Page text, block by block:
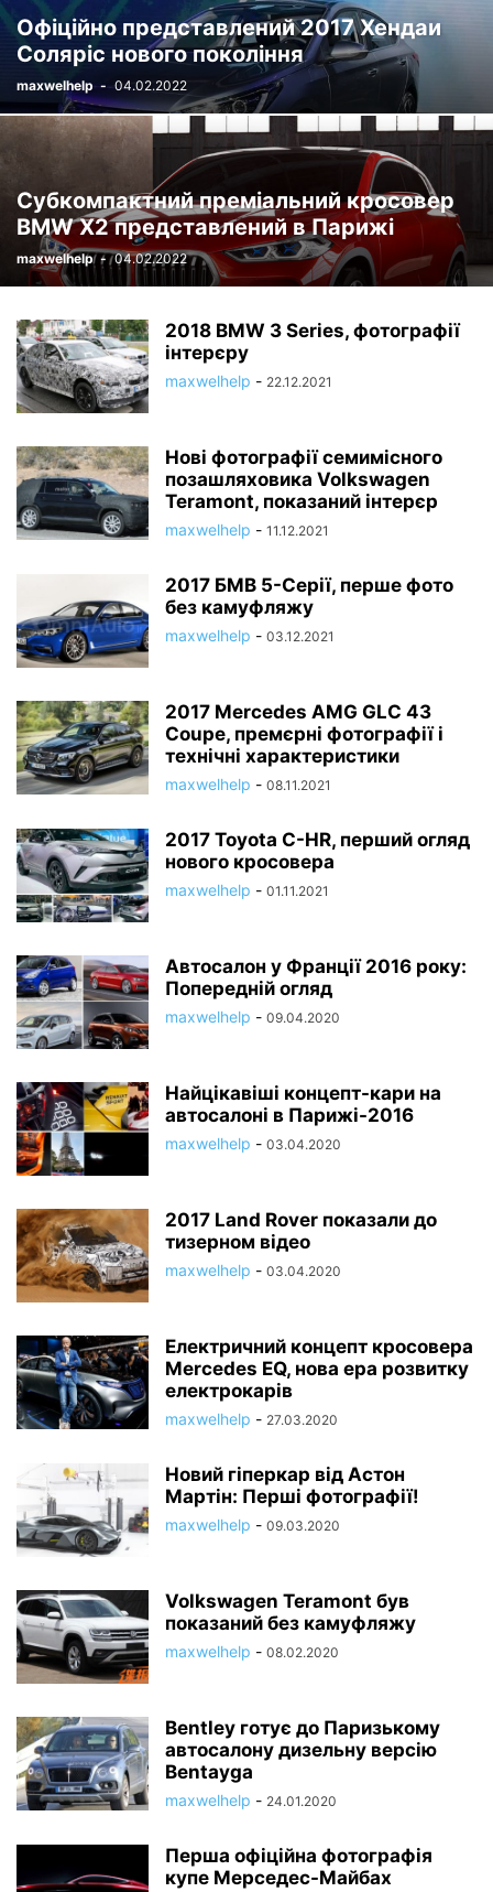
Офіційно представлений 2017 Хендаи
Соляріс нового покоління
maxwelhelp - 04.02.2022
Субкомпактний преміальний кросовер
BMW X2 представлений в Парижі
maxwelhelp - 04.02.2022
2018 BMW 3 Series, фотографії
інтерєру
maxwelhelp - 22.12.2021
Нові фотографії семимісного
позашляховика Volkswagen
Teramont, показаний інтерєр
maxwelhelp - 11.12.2021
2017 БМВ 5-Серії, перше фото
без камуфляжу
maxwelhelp - 03.12.2021
2017 Mercedes AMG GLC 43
Coupe, премєрні фотографії і
технічні характеристики
maxwelhelp - 08.11.2021
2017 Toyota C-HR, перший огляд
нового кросовера
maxwelhelp - 01.11.2021
Автосалон у Франції 2016 року:
Попередній огляд
maxwelhelp - 09.04.2020
Найцікавіші концепт-кари на
автосалоні в Парижі-2016
maxwelhelp - 03.04.2020
2017 Land Rover показали до
тизерном відео
maxwelhelp - 03.04.2020
Електричний концепт кросовера
Mercedes EQ, нова ера розвитку
електрокарів
maxwelhelp - 27.03.2020
Новий гіперкар від Астон
Мартін: Перші фотографії!
maxwelhelp - 09.03.2020
Volkswagen Teramont був
показаний без камуфляжу
maxwelhelp - 08.02.2020
Bentley готує до Паризькому
автосалону дизельну версію
Bentayga
maxwelhelp - 24.01.2020
Перша офіційна фотографія
купе Мерседес-Майбах